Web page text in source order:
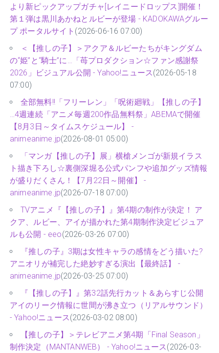
より新ピックアップガチャ[レイニードロップス]開催！
第１弾は黒川あかねとルビーが登場 - KADOKAWAグルー
プ ポータルサイト (2026-06-16 07:00)
＜【推しの子】＞アクア＆ルビーたちがキングダム
の“姫”と“騎士”に…「苺プロダクション☆ファン感謝祭
2026」ビジュアル公開 - Yahoo!ニュース(2026-05-18
07:00)
全部無料!!「フリーレン」「呪術廻戦」【推しの子】
…4週連続「アニメ毎週200作品無料祭」ABEMAで開催
【8月3日～タイムスケジュール】 -
animeanime.jp(2026-08-01 05:00)
「マンガ【推しの子】展」横槍メンゴが新規イラス
ト描き下ろし☆裏側深堀る公式パンフや追加グッズ情報
が盛りだくさん！【7月22日～開催】 -
animeanime.jp(2026-07-18 07:00)
TVアニメ『【推しの子】』第4期の制作が決定！ ア
クア、ルビー、アイが描かれた第4期制作決定ビジュア
ルも公開 - eeo(2026-03-26 07:00)
『推しの子』3期は女性キャラの感情をどう描いた?
アニオリが補完した絶妙すぎる演出【最終話】 -
animeanime.jp(2026-03-25 07:00)
『【推しの子】』第32話先行カット＆あらすじ公開
アイのリーク情報に世間が沸き立つ（リアルサウンド）
- Yahoo!ニュース(2026-03-02 08:00)
【推しの子】＞テレビアニメ第4期「Final Season」
制作決定（MANTANWEB） - Yahoo!ニュース(2026-03-